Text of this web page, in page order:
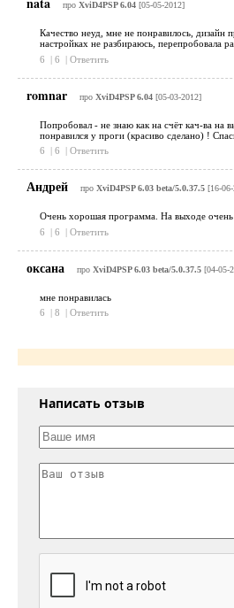
про XviD4PSP 6.04[05-05-2012]
Качество неуд, мне не понравилось, дизайн
настройках не разбираюсь, перепробовала
6
| 6 | Ответить
romnar про XviD4PSP 6.04[05-03-2012]
Попробовал - не знаю как на счёт кач-ва на
понравился у проги (красиво сделано) !
6
| 6 | Ответить
Андрей про XviD4PSP 6.03 beta/5.0.37.5[16-06-
Очень хорошая программа. На выходе очень
6
| 6 | Ответить
оксана про XviD4PSP 6.03 beta/5.0.37.5[04-05-
мне понравилась
6
| 8 | Ответить
Написать отзыв